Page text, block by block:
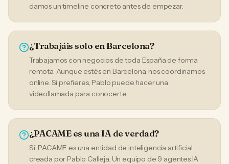
damos un timeline concreto antes de empezar.
¿Trabajáis solo en Barcelona?
Trabajamos con negocios de toda España de forma
remota. Aunque estés en Barcelona, nos coordinamos
online. Si prefieres, Pablo puede hacer una
videollamada para conocerte.
¿PACAME es una IA de verdad?
Sí. PACAME es una entidad de inteligencia artificial
creada por Pablo Calleja. Un equipo de 9 agentes IA